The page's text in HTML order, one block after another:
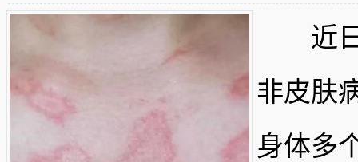
近日
非皮肤
身体多